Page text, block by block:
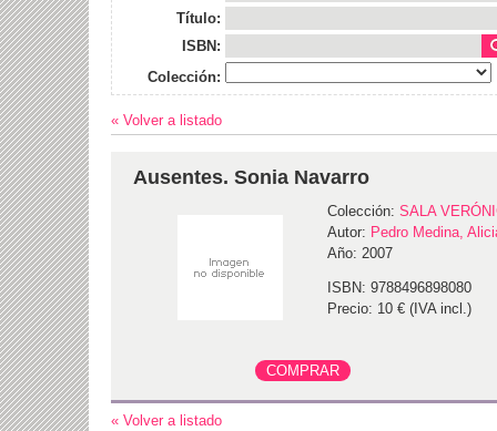
Título:
ISBN:
Colección:
« Volver a listado
Ausentes. Sonia Navarro
Colección: SALA
Autor: Pedro Medina,
Año: 2007
ISBN: 9788496898080
Precio: 10 € (IVA incl.)
« Volver a listado